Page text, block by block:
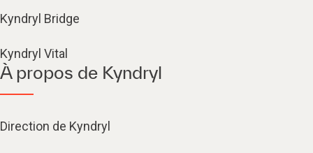
Kyndryl Bridge
Kyndryl Vital
À propos de Kyndryl
Direction de Kyndryl